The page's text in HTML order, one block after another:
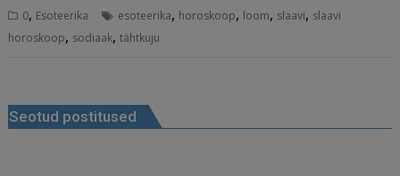
c
o
o
ai
l
k
e
n
d tee r
s
0, Esoteerika esoteerika, horoskoop, loom, slaavi, slaavi
horoskoop, sodiaak,tähtkuju
Seotud postitused